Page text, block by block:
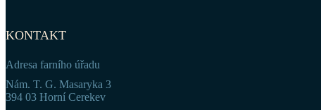
KONTAKT
Adresa farního úřadu
Nám. T. G. Masaryka 3
394 03 Horní Cerekev